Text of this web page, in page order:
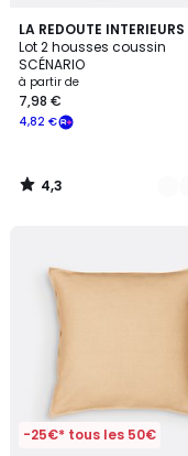
LA REDOUTE INTERIEURS
Lot 2 housses coussin
SCÉNARIO
à partir de
4,82 €
7,98 €
4,3
/ 5
10
Couleurs
4,3
/
-25€* tous les 50€